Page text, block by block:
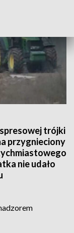
trójki
przygnieciony
nie udało